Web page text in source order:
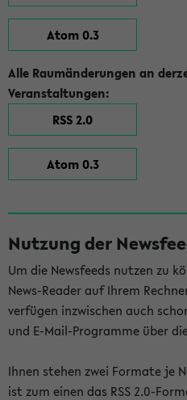
Atom 0.3
Alle Raumänderungen an
Veranstaltungen:
RSS 2.0
Atom 0.3
Nutzung der
Um die Newsfeeds nutzen zu
News-Reader auf Ihrem
verfügen inzwischen auch
und E-Mail-Programme über
Ihnen stehen zwei Formate je
ist zum einen das RSS 2.0-